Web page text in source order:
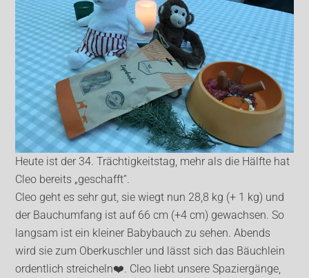
Heute ist der 34. Trächtigkeitstag, mehr als die Hälfte hat
Cleo bereits „geschafft“.
Cleo geht es sehr gut, sie wiegt nun 28,8 kg (+ 1 kg) und
der Bauchumfang ist auf 66 cm (+4 cm) gewachsen. So
langsam ist ein kleiner Babybauch zu sehen. Abends
wird sie zum Oberkuschler und lässt sich das Bäuchlein
ordentlich streicheln❤️. Cleo liebt unsere Spaziergänge,